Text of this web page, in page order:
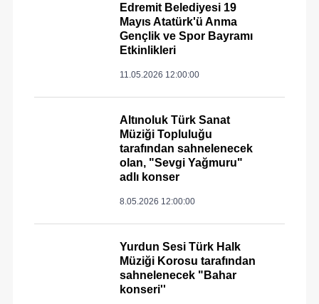
Edremit Belediyesi 19
Mayıs Atatürk'ü Anma
Gençlik ve Spor Bayramı
Etkinlikleri
11.05.2026 12:00:00
Altınoluk Türk Sanat
Müziği Topluluğu
tarafından sahnelenecek
olan, "Sevgi Yağmuru"
adlı konser
8.05.2026 12:00:00
Yurdun Sesi Türk Halk
Müziği Korosu tarafından
sahnelenecek "Bahar
konseri''